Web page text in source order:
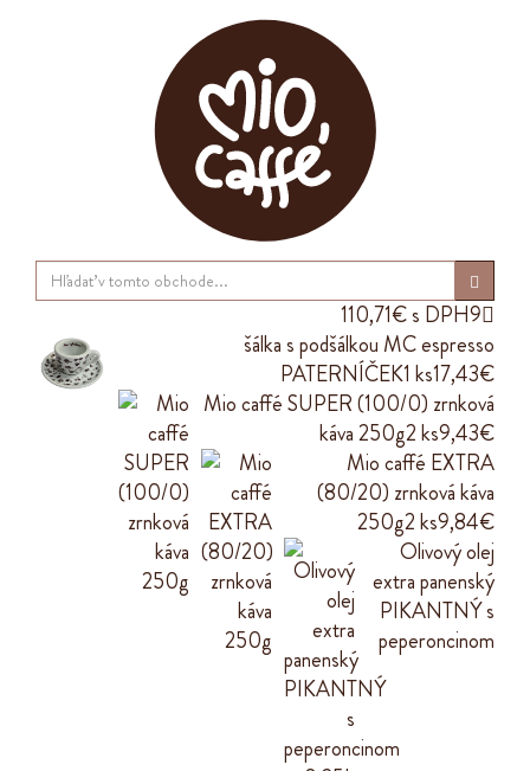
110,71€ s DPH9
šálka s podšálkou MC espresso
PATERNÍČEK1 ks17,43€
Mio caffé SUPER (100/0) zrnková
káva 250g2 ks9,43€
Mio caffé EXTRA
(80/20) zrnková káva
250g2 ks9,84€
Olivový olej
extra panenský
PIKANTNÝ s
peperoncinom